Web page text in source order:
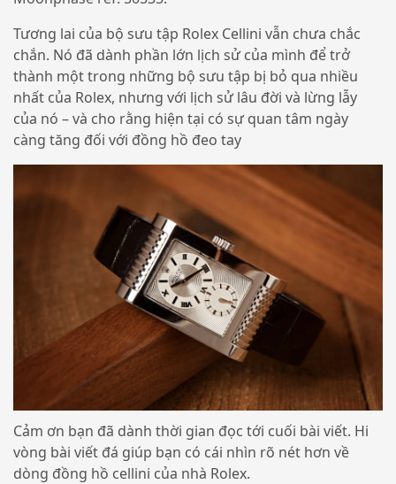
Tương lai của bộ sưu tập Rolex Cellini vẫn chưa chắc
chắn. Nó đã dành phần lớn lịch sử của mình để trở
thành một trong những bộ sưu tập bị bỏ qua nhiều
nhất của Rolex, nhưng với lịch sử lâu đời và lừng lẫy
của nó – và cho rằng hiện tại có sự quan tâm ngày
càng tăng đối với đồng hồ đeo tay
Cảm ơn bạn đã dành thời gian đọc tới cuối bài viết. Hi
vòng bài viết đá giúp bạn có cái nhìn rõ nét hơn về
dòng đồng hồ cellini của nhà Rolex.